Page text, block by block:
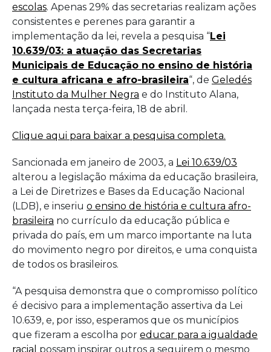
aponta
de
Geledés
Instituto
Alana
escolas. Apenas 29% das secretarias realizam ações
consistentes e perenes para garantir a
implementação da lei, revela a pesquisa “Lei
10.639/03: a atuação das Secretarias
Municipais de Educação no ensino de história
e cultura africana e afro-brasileira“, de Geledés
Instituto da Mulher Negra e do Instituto Alana,
lançada nesta terça-feira, 18 de abril.
Clique aqui para baixar a pesquisa completa.
Sancionada em janeiro de 2003, a Lei 10.639/03
alterou a legislação máxima da educação brasileira,
a Lei de Diretrizes e Bases da Educação Nacional
(LDB), e inseriu o ensino de história e cultura afro-
brasileira no currículo da educação pública e
privada do país, em um marco importante na luta
do movimento negro por direitos, e uma conquista
de todos os brasileiros.
“A pesquisa demonstra que o compromisso político
é decisivo para a implementação assertiva da Lei
10.639, e, por isso, esperamos que os municípios
que fizeram a escolha por educar para a igualdade
racial possam inspirar outros a seguirem o mesmo